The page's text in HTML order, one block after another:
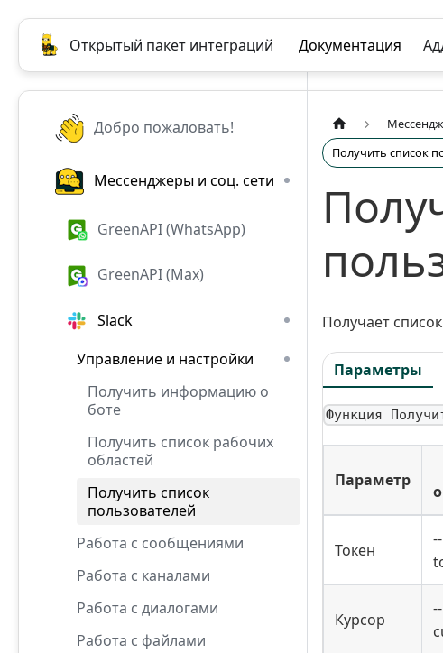
Открытый пакет интеграций Документация
Добро пожаловать!
Мессенджеры и соц. сети
GreenAPI (WhatsApp)
GreenAPI (Max)
Slack
Управление и настройки
Получить информацию о
боте
Получить список рабочих
областей
Получить список
пользователей
Работа с сообщениями
Работа с каналами
Работа с диалогами
Работа с файлами
Получить список
Получает
Параметры
Функция
Параметр
Токен
--
Курсор
--